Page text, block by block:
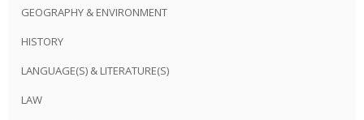
GEOGRAPHY & ENVIRONMENT
HISTORY
LANGUAGE(S) & LITERATURE(S)
LAW